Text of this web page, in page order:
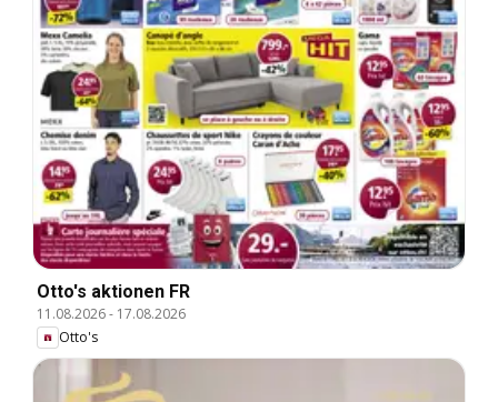
Otto's aktionen FR
11.08.2026- 17.08.2026
Otto's